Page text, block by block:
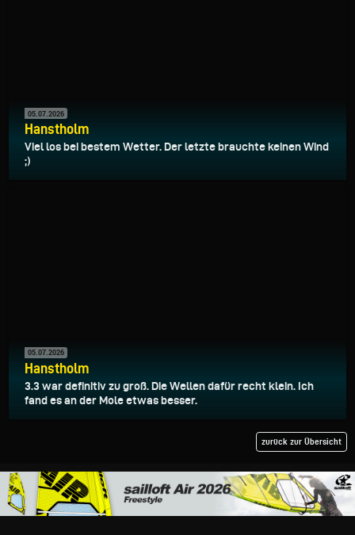
05.07.2026
Hanstholm
Viel los bei bestem Wetter. Der letzte brauchte keinen Wind
;)
05.07.2026
Hanstholm
3.3 war definitiv zu groß. Die Wellen dafür recht klein. Ich
fand es an der Mole etwas besser.
zurück zur Übersicht